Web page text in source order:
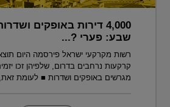
4,000 דירות באופקים
שבע: פערי ?...
רשות מקרקעי ישראל פירסמה היום
מגרשים באופקים ושדרות ■ לעומת